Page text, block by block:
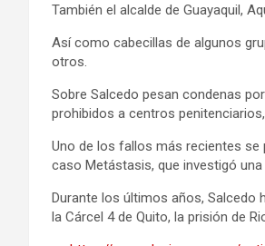
También el alcalde de Guayaquil,
Así como cabecillas de algunos
otros.
Sobre Salcedo pesan condenas
prohibidos a centros
Uno de los fallos más recientes se
caso Metástasis, que investigó
Durante los últimos años, Salcedo
la Cárcel 4 de Quito, la prisión de